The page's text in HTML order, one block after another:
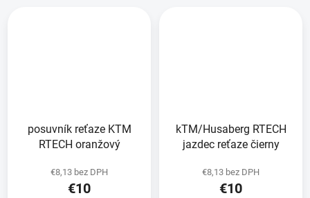
posuvník reťaze KTM
RTECH oranžový
€8,13 bez DPH
€10
kTM/Husaberg RTECH
jazdec reťaze čierny
€8,13 bez DPH
€10